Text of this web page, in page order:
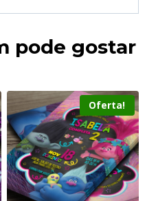
pode gostar
Oferta!